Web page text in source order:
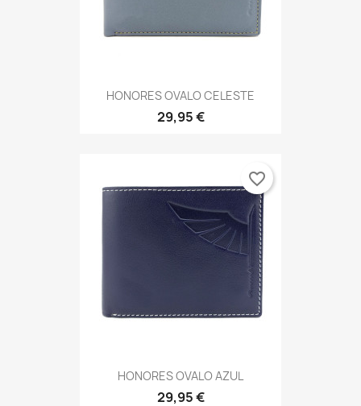
HONORES OVALO CELESTE
29,95 €
HONORES OVALO AZUL
29,95 €
favorite_border